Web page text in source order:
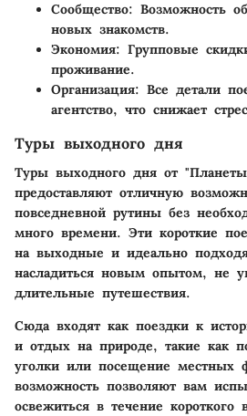
Сообщество: Возможность
новых знакомств.
Экономия: Групповые
проживание.
Организация: Все детали
агентство, что снижает
Туры выходного дня
Туры выходного дня от
предоставляют отличную
повседневной рутины без
много времени. Эти короткие
на выходные и идеально
насладиться новым опытом, не
длительные путешествия.
Сюда входят как поездки к
и отдых на природе, такие как
уголки или посещение местных
возможность позволяют вам
освежиться в течение короткого